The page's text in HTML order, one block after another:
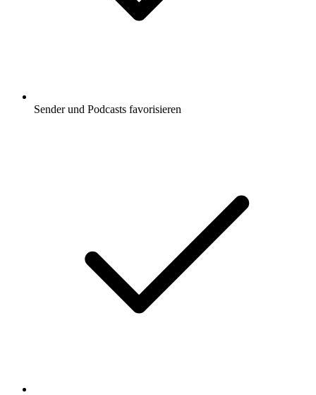
Sender und Podcasts favorisieren